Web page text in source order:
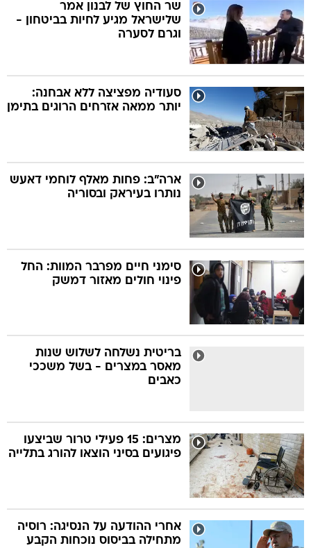
שר החוץ של לבנון אמר
שלישראל מגיע לחיות בביטחון -
וגרם לסערה
סעודיה מפציצה ללא אבחנה:
יותר ממאה אזרחים הרוגים בתימן
ארה"ב: פחות מאלף לוחמי דאעש
נותרו בעיראק ובסוריה
סימני חיים מפרבר המוות: החל
פינוי חולים מאזור דמשק
בריטית נשלחה לשלוש שנות
מאסר במצרים - בשל משככי
כאבים
מצרים: 15 פעילי טרור שביצעו
פיגועים בסיני הוצאו להורג בתלייה
אחרי ההודעה על הנסיגה: רוסיה
מתחילה בביסוס נוכחות הקבע